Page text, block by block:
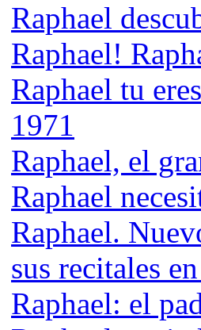
Raphael
Raphael!
Raphael tu
1971
Raphael, el
Raphael
Raphael.
sus recitales
Raphael: el